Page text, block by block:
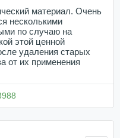
материал. Очень
несколькими
по случаю на
этой ценной
удаления старых
от их применения